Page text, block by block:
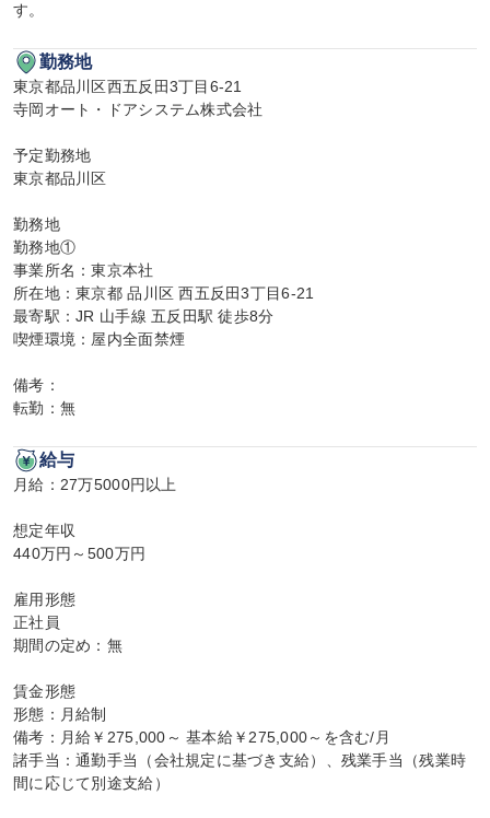
す。
勤務地
東京都品川区西五反田3丁目6-21
寺岡オート・ドアシステム株式会社
予定勤務地
東京都品川区
勤務地
勤務地①
事業所名：東京本社
所在地：東京都 品川区 西五反田3丁目6-21
最寄駅：JR 山手線 五反田駅 徒歩8分
喫煙環境：屋内全面禁煙
備考：
転勤：無
給与
月給：27万5000円以上
想定年収
440万円～500万円
雇用形態
正社員
期間の定め：無
賃金形態
形態：月給制
備考：月給￥275,000～ 基本給￥275,000～を含む/月
諸手当：通勤手当（会社規定に基づき支給）、残業手当（残業時
間に応じて別途支給）